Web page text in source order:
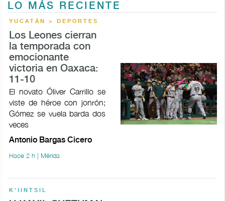
LO MÁS RECIENTE
YUCATÁN > DEPORTES
Los Leones cierran
la temporada con
emocionante
victoria en Oaxaca:
11-10
El novato Óliver Carrillo se
viste de héroe con jonrón;
Gómez se vuela barda dos
veces
Antonio Bargas Cicero
Hace 2 h | Mérida
K'IINTSIL